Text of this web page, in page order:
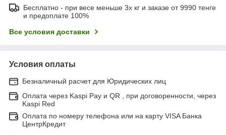
Бесплатно - при весе меньше 3х кг и заказе от 9990 тенге
и предоплате 100%
Все условия доставки
Условия оплаты
Безналичный расчет для Юридических лиц
Оплата через Kaspi Pay и QR , при договоренности, через
Kaspi Red
Оплата по номеру телефона или на карту VISA Банка
ЦентрКредит